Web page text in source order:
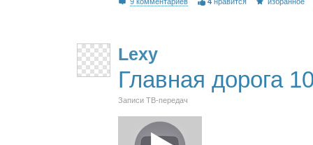
Lexy
Главная дорога
Записи ТВ-передач